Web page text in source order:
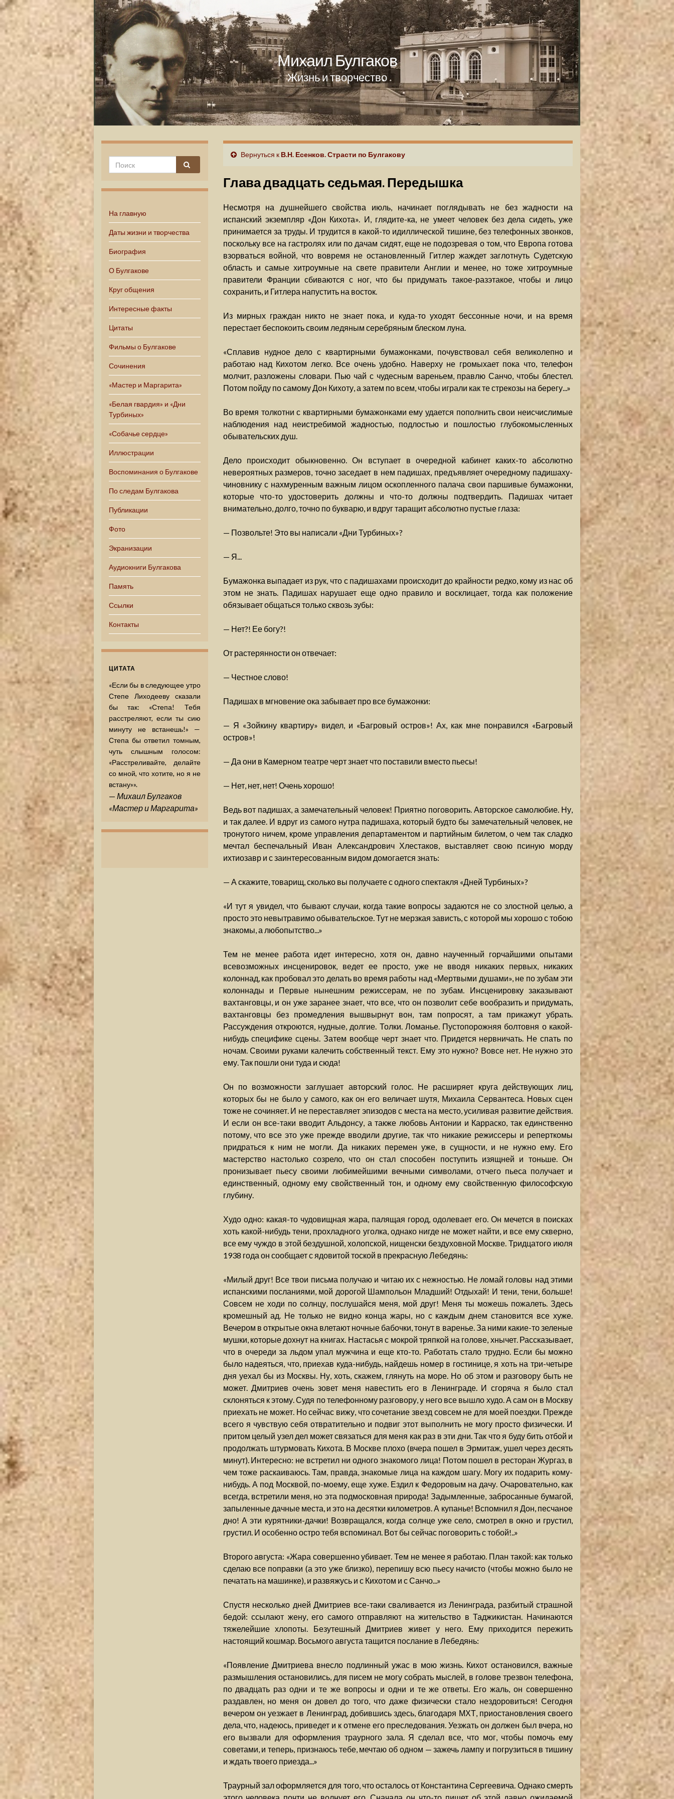
Михаил Булгаков
Жизнь и творчество
На главную
Даты жизни и творчества
Биография
О Булгакове
Круг общения
Интересные факты
Цитаты
Фильмы о Булгакове
Сочинения
«Мастер и Маргарита»
«Белая гвардия» и «Дни
Турбиных»
«Собачье сердце»
Иллюстрации
Воспоминания о Булгакове
По следам Булгакова
Публикации
Фото
Экранизации
Аудиокниги Булгакова
Память
Ссылки
Контакты
ЦИТАТА
«Если бы в следующее утро
Степе Лиходееву сказали
бы так: «Степа! Тебя
расстреляют, если ты сию
минуту не встанешь!» —
Степа бы ответил томным,
чуть слышным голосом:
«Расстреливайте, делайте
со мной, что хотите, но я не
встану»».
— Михаил Булгаков
«Мастер и Маргарита»
Вернуться к В.Н. Есенков. Страсти по Булгакову
Глава двадцать седьмая. Передышка
Несмотря на душнейшего свойства июль, начинает поглядывать не без жадности на
испанский экземпляр «Дон Кихота». И, глядите-ка, не умеет человек без дела сидеть, уже
принимается за труды. И трудится в какой-то идиллической тишине, без телефонных звонков,
поскольку все на гастролях или по дачам сидят, еще не подозревая о том, что Европа готова
взорваться войной, что вовремя не остановленный Гитлер жаждет заглотнуть Судетскую
область и самые хитроумные на свете правители Англии и менее, но тоже хитроумные
правители Франции сбиваются с ног, что бы придумать такое-разэтакое, чтобы и лицо
сохранить, и Гитлера напустить на восток.
Из мирных граждан никто не знает пока, и куда-то уходят бессонные ночи, и на время
перестает беспокоить своим ледяным серебряным блеском луна.
«Сплавив нудное дело с квартирными бумажонками, почувствовал себя великолепно и
работаю над Кихотом легко. Все очень удобно. Наверху не громыхает пока что, телефон
молчит, разложены словари. Пью чай с чудесным вареньем, правлю Санчо, чтобы блестел.
Потом пойду по самому Дон Кихоту, а затем по всем, чтобы играли как те стрекозы на берегу...»
Во время толкотни с квартирными бумажонками ему удается пополнить свои неисчислимые
наблюдения над неистребимой жадностью, подлостью и пошлостью глубокомысленных
обывательских душ.
Дело происходит обыкновенно. Он вступает в очередной кабинет каких-то абсолютно
невероятных размеров, точно заседает в нем падишах, предъявляет очередному падишаху-
чиновнику с нахмуренным важным лицом оскопленного палача свои паршивые бумажонки,
которые что-то удостоверить должны и что-то должны подтвердить. Падишах читает
внимательно, долго, точно по букварю, и вдруг таращит абсолютно пустые глаза:
— Позвольте! Это вы написали «Дни Турбиных»?
— Я...
Бумажонка выпадает из рук, что с падишахами происходит до крайности редко, кому из нас об
этом не знать. Падишах нарушает еще одно правило и восклицает, тогда как положение
обязывает общаться только сквозь зубы:
— Нет?! Ее богу?!
От растерянности он отвечает:
— Честное слово!
Падишах в мгновение ока забывает про все бумажонки:
— Я «Зойкину квартиру» видел, и «Багровый остров»! Ах, как мне понравился «Багровый
остров»!
— Да они в Камерном театре черт знает что поставили вместо пьесы!
— Нет, нет, нет! Очень хорошо!
Ведь вот падишах, а замечательный человек! Приятно поговорить. Авторское самолюбие. Ну,
и так далее. И вдруг из самого нутра падишаха, который будто бы замечательный человек, не
тронутого ничем, кроме управления департаментом и партийным билетом, о чем так сладко
мечтал беспечальный Иван Александрович Хлестаков, выставляет свою псиную морду
ихтиозавр и с заинтересованным видом домогается знать:
— А скажите, товарищ, сколько вы получаете с одного спектакля «Дней Турбиных»?
«И тут я увидел, что бывают случаи, когда такие вопросы задаются не со злостной целью, а
просто это невытравимо обывательское. Тут не мерзкая зависть, с которой мы хорошо с тобою
знакомы, а любопытство...»
Тем не менее работа идет интересно, хотя он, давно наученный горчайшими опытами
всевозможных инсценировок, ведет ее просто, уже не вводя никаких первых, никаких
колоннад, как пробовал это делать во время работы над «Мертвыми душами», не по зубам эти
колоннады и Первые нынешним режиссерам, не по зубам. Инсценировку заказывают
вахтанговцы, и он уже заранее знает, что все, что он позволит себе вообразить и придумать,
вахтанговцы без промедления вышвырнут вон, там попросят, а там прикажут убрать.
Рассуждения откроются, нудные, долгие. Толки. Ломанье. Пустопорожняя болтовня о какой-
нибудь специфике сцены. Затем вообще черт знает что. Придется нервничать. Не спать по
ночам. Своими руками калечить собственный текст. Ему это нужно? Вовсе нет. Не нужно это
ему. Так пошли они туда и сюда!
Он по возможности заглушает авторский голос. Не расширяет круга действующих лиц,
которых бы не было у самого, как он его величает шутя, Михаила Сервантеса. Новых сцен
тоже не сочиняет. И не переставляет эпизодов с места на место, усиливая развитие действия.
И если он все-таки вводит Альдонсу, а также любовь Антонии и Карраско, так единственно
потому, что все это уже прежде вводили другие, так что никакие режиссеры и реперткомы
придраться к ним не могли. Да никаких перемен уже, в сущности, и не нужно ему. Его
мастерство настолько созрело, что он стал способен поступить изящней и тоньше. Он
пронизывает пьесу своими любимейшими вечными символами, отчего пьеса получает и
единственный, одному ему свойственный тон, и одному ему свойственную философскую
глубину.
Худо одно: какая-то чудовищная жара, палящая город, одолевает его. Он мечется в поисках
хоть какой-нибудь тени, прохладного уголка, однако нигде не может найти, и все ему скверно,
все ему чуждо в этой бездушной, холопской, нищенски бездуховной Москве. Тридцатого июля
1938 года он сообщает с ядовитой тоской в прекрасную Лебедянь:
«Милый друг! Все твои письма получаю и читаю их с нежностью. Не ломай головы над этими
испанскими посланиями, мой дорогой Шампольон Младший! Отдыхай! И тени, тени, больше!
Совсем не ходи по солнцу, послушайся меня, мой друг! Меня ты можешь пожалеть. Здесь
кромешный ад. Не только не видно конца жары, но с каждым днем становится все хуже.
Вечером в открытые окна влетают ночные бабочки, тонут в варенье. За ними какие-то зеленые
мушки, которые дохнут на книгах. Настасья с мокрой тряпкой на голове, хнычет. Рассказывает,
что в очереди за льдом упал мужчина и еще кто-то. Работать стало трудно. Если бы можно
было надеяться, что, приехав куда-нибудь, найдешь номер в гостинице, я хоть на три-четыре
дня уехал бы из Москвы. Ну, хоть, скажем, глянуть на море. Но об этом и разговору быть не
может. Дмитриев очень зовет меня навестить его в Ленинграде. И сгоряча я было стал
склоняться к этому. Судя по телефонному разговору, у него все вышло худо. А сам он в Москву
приехать не может. Но сейчас вижу, что сочетание звезд совсем не для моей поездки. Прежде
всего я чувствую себя отвратительно и подвиг этот выполнить не могу просто физически. И
притом целый узел дел может связаться для меня как раз в эти дни. Так что я буду бить отбой и
продолжать штурмовать Кихота. В Москве плохо (вчера пошел в Эрмитаж, ушел через десять
минут). Интересно: не встретил ни одного знакомого лица! Потом пошел в ресторан Жургаз, в
чем тоже раскаиваюсь. Там, правда, знакомые лица на каждом шагу. Могу их подарить кому-
нибудь. А под Москвой, по-моему, еще хуже. Ездил к Федоровым на дачу. Очаровательно, как
всегда, встретили меня, но эта подмосковная природа! Задымленные, забросанные бумагой,
запыленные дачные места, и это на десятки километров. А купанье! Вспомнил я Дон, песчаное
дно! А эти курятники-дачки! Возвращался, когда солнце уже село, смотрел в окно и грустил,
грустил. И особенно остро тебя вспоминал. Вот бы сейчас поговорить с тобой!..»
Второго августа: «Жара совершенно убивает. Тем не менее я работаю. План такой: как только
сделаю все поправки (а это уже близко), перепишу всю пьесу начисто (чтобы можно было не
печатать на машинке), и развяжусь и с Кихотом и с Санчо...»
Спустя несколько дней Дмитриев все-таки сваливается из Ленинграда, разбитый страшной
бедой: ссылают жену, его самого отправляют на жительство в Таджикистан. Начинаются
тяжелейшие хлопоты. Безутешный Дмитриев живет у него. Ему приходится пережить
настоящий кошмар. Восьмого августа тащится послание в Лебедянь:
«Появление Дмитриева внесло подлинный ужас в мою жизнь. Кихот остановился, важные
размышления остановились, для писем не могу собрать мыслей, в голове трезвон телефона,
по двадцать раз одни и те же вопросы и одни и те же ответы. Его жаль, он совершенно
раздавлен, но меня он довел до того, что даже физически стало нездоровиться! Сегодня
вечером он уезжает в Ленинград, добившись здесь, благодаря МХТ, приостановления своего
дела, что, надеюсь, приведет и к отмене его преследования. Уезжать он должен был вчера, но
его вызвали для оформления траурного зала. Я сделал все, что мог, чтобы помочь ему
советами, и теперь, признаюсь тебе, мечтаю об одном — зажечь лампу и погрузиться в тишину
и ждать твоего приезда...»
Траурный зал оформляется для того, что осталось от Константина Сергеевича. Однако смерть